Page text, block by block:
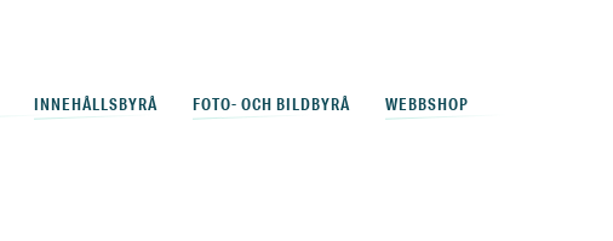
INNEHÅLLSBYRÅ FOTO- OCH BILDBYRÅ WEBBSHOP